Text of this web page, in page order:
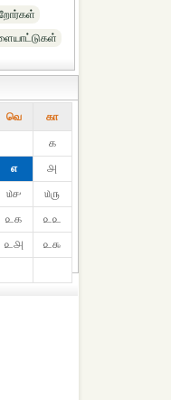
வெ கா
௧
௭
௮
௰௪
௰௫
௨௧
௨௨
௨௮
௨௯